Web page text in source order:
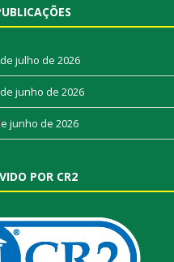
julho de 2026
junho de 2026
junho de 2026
POR CR2